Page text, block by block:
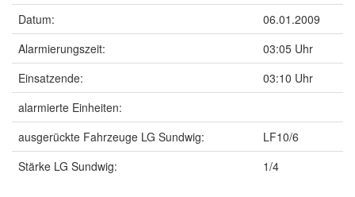
Datum:
06.01.2009
Alarmierungszeit:
03:05 Uhr
Einsatzende:
03:10 Uhr
alarmierte Einheiten:
ausgerückte Fahrzeuge LG Sundwig:
LF10/6
Stärke LG Sundwig:
1/4